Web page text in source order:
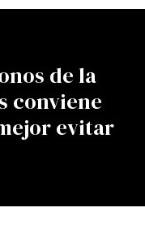
de la
conviene
evitar